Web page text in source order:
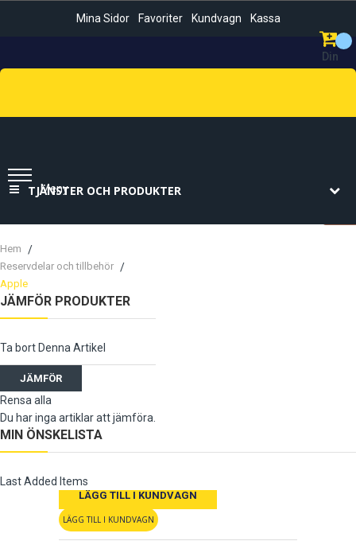
Mina Sidor Favoriter Kundvagn Kassa
Din
Kundvagn
Sök
TJÄNSTER OCH PRODUKTER
Meny
Hem
Reservdelar och tillbehör
Apple
JÄMFÖR PRODUKTER
Ta bort Denna Artikel
JÄMFÖR
Rensa alla
Du har inga artiklar att jämföra.
MIN ÖNSKELISTA
Last Added Items
LÄGG TILL I KUNDVAGN
LÄGG TILL I KUNDVAGN